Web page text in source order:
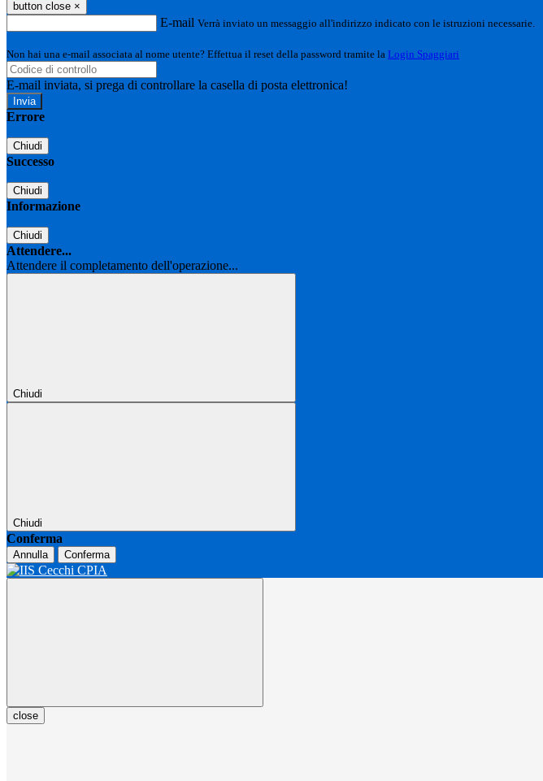
button close ×
E-mail Verrà inviato un messaggio all'indirizzo indicato con le istruzioni necessarie.
Non hai una e-mail associata al nome utente? Effettua il reset della password tramite la Login Spaggiari
E-mail inviata, si prega di controllare la casella di posta elettronica!
Errore
Chiudi
Successo
Chiudi
Informazione
Chiudi
Attendere...
Attendere il completamento dell'operazione...
Chiudi
Chiudi
Conferma
Annulla Conferma
close